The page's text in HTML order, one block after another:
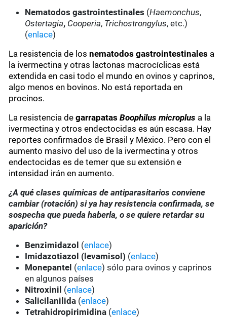
Nematodos gastrointestinales (Haemonchus,
Ostertagia, Cooperia, Trichostrongylus, etc.)
(enlace)
La resistencia de losnematodos gastrointestinales a
la ivermectina y otras lactonas macrocíclicas está
extendida en casi todo el mundo en ovinos y caprinos,
algo menos en bovinos. No está reportada en
procinos.
La resistencia degarrapatasBoophilus microplus a la
ivermectina y otros endectocidas es aún escasa. Hay
reportes confirmados de Brasil y México. Pero con el
aumento masivo del uso de la ivermectina y otros
endectocidas es de temer que su extensión e
intensidad irán en aumento.
¿A qué clases químicas de antiparasitarios conviene
cambiar (rotación) si ya hay resistencia confirmada, se
sospecha que pueda haberla, o se quiere retardar su
aparición?
Benzimidazol (enlace)
Imidazotiazol (levamisol) (enlace)
Monepantel (enlace) sólo para ovinos y caprinos
en algunos países
Nitroxinil (enlace)
Salicilanilida (enlace)
Tetrahidropirimidina (enlace)